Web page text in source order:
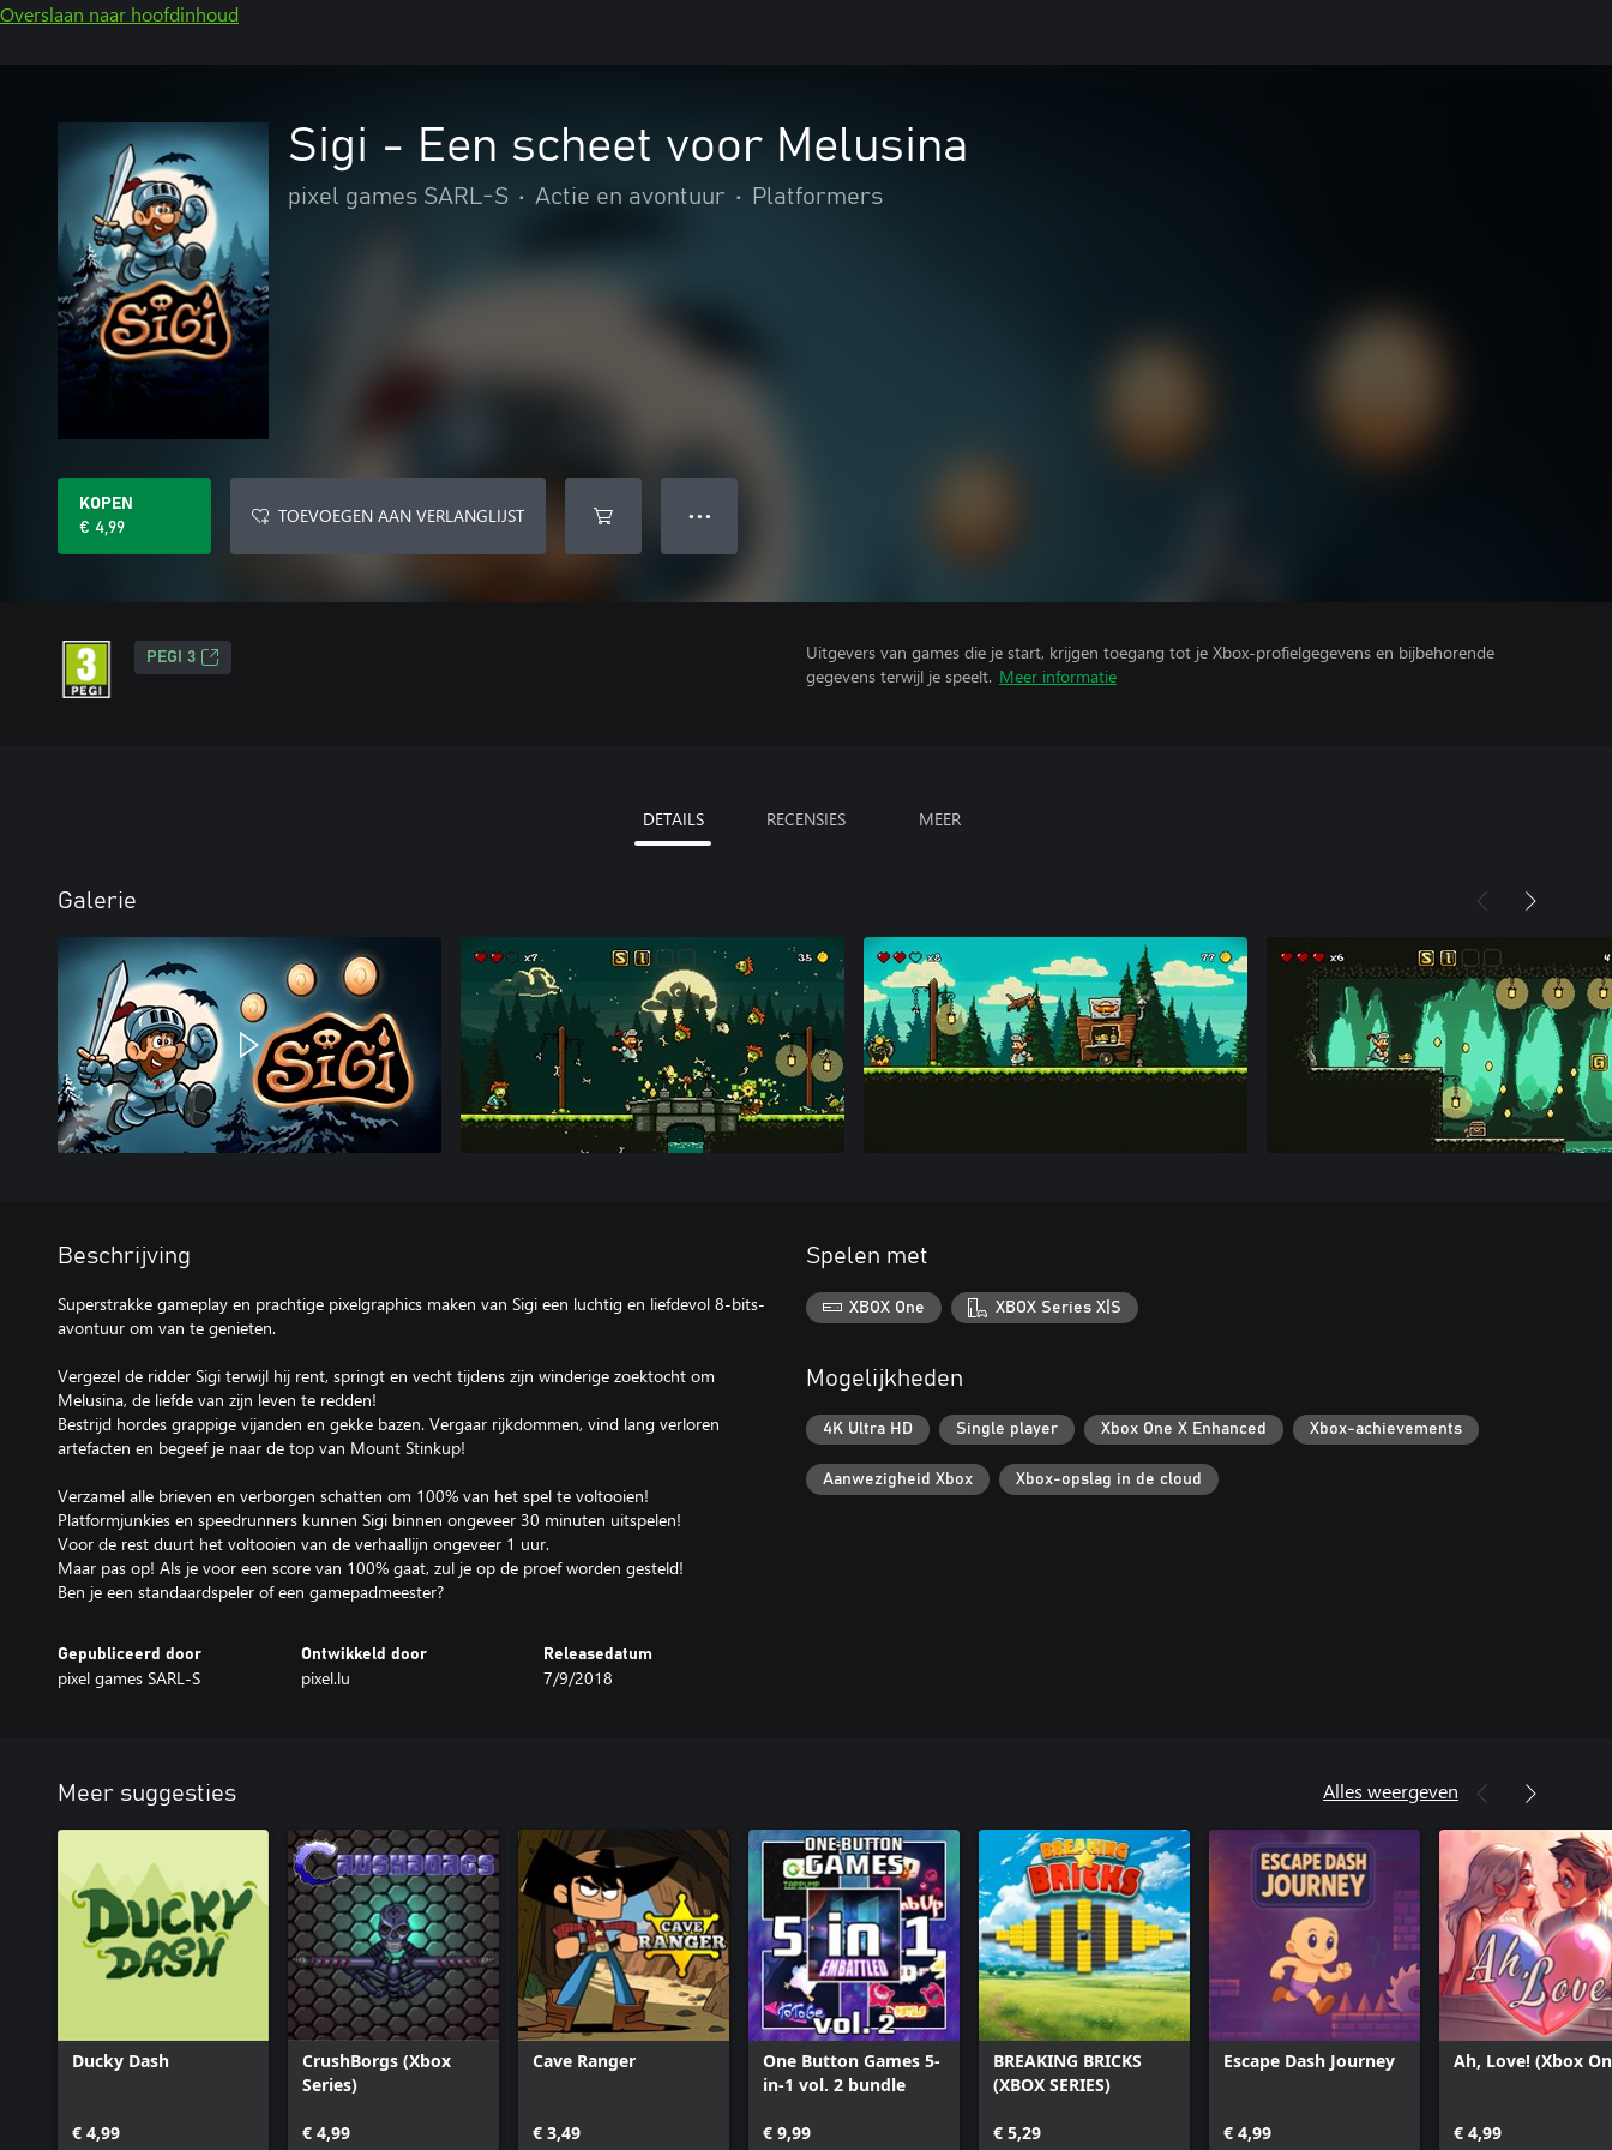
Overslaan naar hoofdinhoud
Sigi - Een scheet voor Melusina
pixel games SARL-S • Actie en avontuur • Platformers
KOPEN
€ 4,99
TOEVOEGEN AAN VERLANGLIJST ● ● ●
PEGI 3
Uitgevers van games die je start, krijgen toegang tot je Xbox-profielgegevens en bijbehorende
gegevens terwijl je speelt. Meer informatie
DETAILS RECENSIES MEER
Galerie
Beschrijving
Superstrakke gameplay en prachtige pixelgraphics maken van Sigi een luchtig en liefdevol 8-bits-
avontuur om van te genieten.
Vergezel de ridder Sigi terwijl hij rent, springt en vecht tijdens zijn winderige zoektocht om
Melusina, de liefde van zijn leven te redden!
Bestrijd hordes grappige vijanden en gekke bazen. Vergaar rijkdommen, vind lang verloren
artefacten en begeef je naar de top van Mount Stinkup!
Verzamel alle brieven en verborgen schatten om 100% van het spel te voltooien!
Platformjunkies en speedrunners kunnen Sigi binnen ongeveer 30 minuten uitspelen!
Voor de rest duurt het voltooien van de verhaallijn ongeveer 1 uur.
Maar pas op! Als je voor een score van 100% gaat, zul je op de proef worden gesteld!
Ben je een standaardspeler of een gamepadmeester?
Gepubliceerd door
pixel games SARL-S
Ontwikkeld door
pixel.lu
Releasedatum
7/9/2018
Spelen met
XBOX One XBOX Series X|S
Mogelijkheden
4K Ultra HD Single player Xbox One X Enhanced Xbox-achievements
Aanwezigheid Xbox Xbox-opslag in de cloud
Meer suggesties Alles weergeven
Ducky Dash
€ 4,99
CrushBorgs (Xbox
Series)
€ 4,99
Cave Ranger
€ 3,49
One Button Games 5-
in-1 vol. 2 bundle
€ 9,99
BREAKING BRICKS
(XBOX SERIES)
€ 5,29
Escape Dash Journey
€ 4,99
Ah, Love! (Xbox
€ 4,99